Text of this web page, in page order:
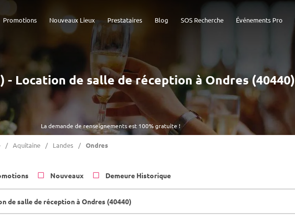
Événements Pro
SOS Recherche
Blog
Prestataires
Nouveaux Lieux
Promotions
La demande de renseignements est 100% gratuite !
- Location de salle de réception à Ondres (40440)
Aquitaine Landes Ondres
Nouveaux Demeure Historique
de salle de réception à Ondres (40440)